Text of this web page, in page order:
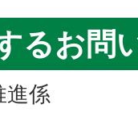
るお問
進係